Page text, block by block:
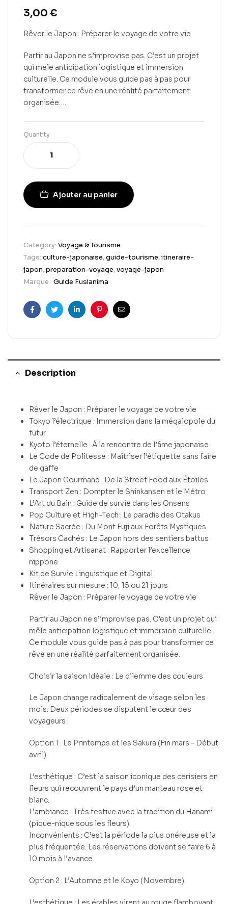
3,00 €
Rêver le Japon : Préparer le voyage de votre vie
Partir au Japon ne s’improvise pas. C’est un projet
qui mêle anticipation logistique et immersion
culturelle. Ce module vous guide pas à pas pour
transformer ce rêve en une réalité parfaitement
organisée….
Quantity
Ajouter au panier
Category: Voyage & Tourisme
Tags: culture-japonaise,guide-tourisme,itineraire-
japon,preparation-voyage,voyage-japon
Marque : Guide Fusianima
FacebookTwitterLinkedinPinterestEmail
Description
Rêver le Japon : Préparer le voyage de votre vie
Tokyo l’électrique : Immersion dans la mégalopole du
futur
Kyoto l’éternelle : À la rencontre de l’âme japonaise
Le Code de Politesse : Maîtriser l’étiquette sans faire
de gaffe
Le Japon Gourmand : De la Street Food aux Étoiles
Transport Zen : Dompter le Shinkansen et le Métro
L’Art du Bain : Guide de survie dans les Onsens
Pop Culture et High-Tech : Le paradis des Otakus
Nature Sacrée : Du Mont Fuji aux Forêts Mystiques
Trésors Cachés : Le Japon hors des sentiers battus
Shopping et Artisanat : Rapporter l’excellence
nippone
Kit de Survie Linguistique et Digital
Itinéraires sur mesure : 10, 15 ou 21 jours
Rêver le Japon : Préparer le voyage de votre vie
Partir au Japon ne s’improvise pas. C’est un projet qui
mêle anticipation logistique et immersion culturelle.
Ce module vous guide pas à pas pour transformer ce
rêve en une réalité parfaitement organisée.
Choisir la saison idéale : Le dilemme des couleurs
Le Japon change radicalement de visage selon les
mois. Deux périodes se disputent le cœur des
voyageurs :
Option 1 : Le Printemps et les Sakura (Fin mars – Début
avril)
L’esthétique : C’est la saison iconique des cerisiers en
fleurs qui recouvrent le pays d’un manteau rose et
blanc.
L’ambiance : Très festive avec la tradition du Hanami
(pique-nique sous les fleurs).
Inconvénients : C’est la période la plus onéreuse et la
plus fréquentée. Les réservations doivent se faire 6 à
10 mois à l’avance.
Option 2 : L’Automne et le Koyo (Novembre)